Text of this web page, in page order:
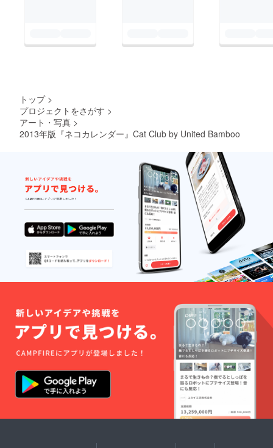
トップ >
プロジェクトをさがす >
アート・写真 >
2013年版『ネコカレンダー』Cat Club by United Bamboo